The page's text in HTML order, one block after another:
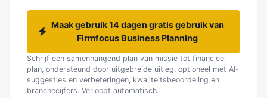
Maak gebruik 14 dagen gratis gebruik van
Firmfocus Business Planning
Schrijf een samenhangend plan van missie tot financieel
plan, ondersteund door uitgebreide uitleg, optioneel met AI-
suggesties en verbeteringen, kwaliteitsbeoordeling en
branchecijfers. Verloopt automatisch.